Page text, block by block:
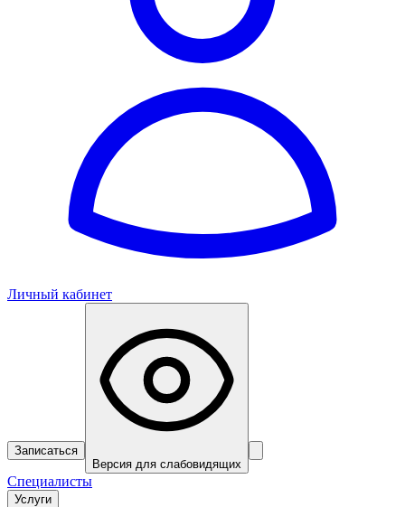
Личный кабинет
Записаться
Версия для слабовидящих
Специалисты
Услуги